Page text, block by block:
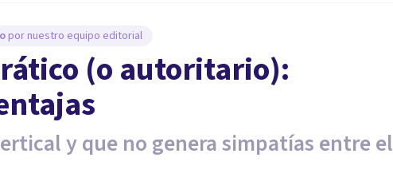
por nuestro equipo editorial
(o autoritario):
y que no genera simpatías entre el